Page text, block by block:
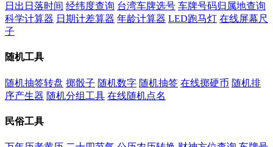
日出日落时间 经纬度查询 台湾车牌选号 车牌号码归属地查询
科学计算器 日期计差算器 年龄计算器 LED跑马灯 在线屏幕尺
子
随机工具
随机抽签转盘 掷骰子 随机数字 随机抽签 在线掷硬币 随机排
序产生器 随机分组工具 在线随机点名
民俗工具